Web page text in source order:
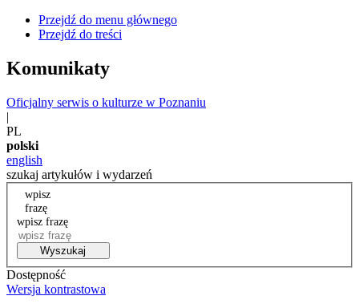
Przejdź do menu głównego
Przejdź do treści
Komunikaty
Oficjalny serwis o kulturze w Poznaniu
|
PL
polski
english
szukaj artykułów i wydarzeń
wpisz
frazę
wpisz frazę
Wyszukaj
Dostępność
Wersja kontrastowa